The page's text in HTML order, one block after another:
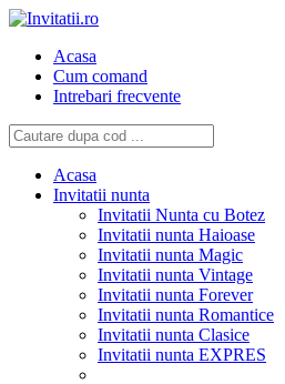
Acasa
Cum comand
Intrebari frecvente
Acasa
Invitatii nunta
Invitatii Nunta cu Botez
Invitatii nunta Haioase
Invitatii nunta Magic
Invitatii nunta Vintage
Invitatii nunta Forever
Invitatii nunta Romantice
Invitatii nunta Clasice
Invitatii nunta EXPRES